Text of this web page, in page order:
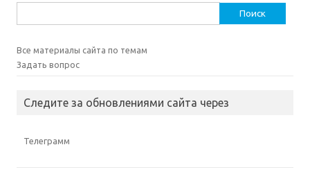
Все материалы сайта по темам
Задать вопрос
Следите за обновлениями сайта через
Телеграмм